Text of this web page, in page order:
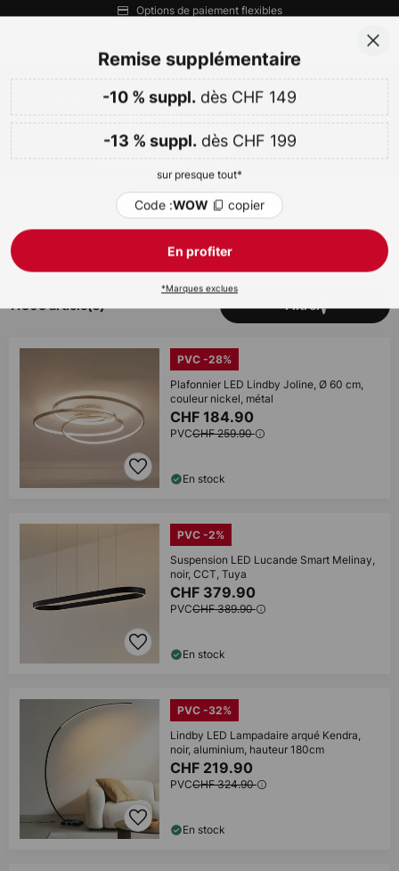
Options de paiement flexibles
-10 % dès CHF 149 & -13 % dès CHF 199 sur presque tout
Luminaires salle à manger LED
11303 article(s) Filtrer1
PVC -28%
Plafonnier LED Lindby Joline, Ø 60 cm,
couleur nickel, métal
CHF 184.90
PVCCHF 259.90
En stock
PVC -2%
Suspension LED Lucande Smart Melinay,
noir, CCT, Tuya
CHF 379.90
PVCCHF 389.90
En stock
PVC -32%
Lindby LED Lampadaire arqué Kendra,
noir, aluminium, hauteur 180cm
CHF 219.90
PVCCHF 324.90
En stock
En profiter
*Marques exclues